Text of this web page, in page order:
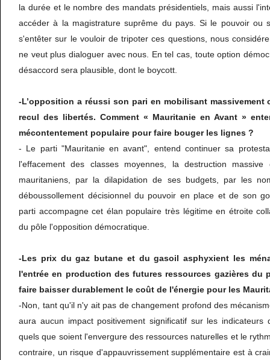
la durée et le nombre des mandats présidentiels, mais aussi
accéder à la magistrature suprême du pays. Si le pouvoir ou
s'entêter sur le vouloir de tripoter ces questions, nous
ne veut plus dialoguer avec nous. En tel cas, toute option
désaccord sera plausible, dont le boycott.
-L’opposition a réussi son pari en mobilisant massivement
recul des libertés. Comment « Mauritanie en Avant »
mécontentement populaire pour faire bouger les lignes ?
- Le parti "Mauritanie en avant", entend continuer sa
l'effacement des classes moyennes, la destruction
mauritaniens, par la dilapidation de ses budgets, par les
déboussollement décisionnel du pouvoir en place et de son
parti accompagne cet élan populaire très légitime en étroite
du pôle l'opposition démocratique.
-Les prix du gaz butane et du gasoil asphyxient les
l'entrée en production des futures ressources gazières du
faire baisser durablement le coût de l'énergie pour les
-Non, tant qu'il n'y ait pas de changement profond des
aura aucun impact positivement significatif sur les indicateurs
quels que soient l'envergure des ressources naturelles et le
contraire, un risque d'appauvrissement supplémentaire est à